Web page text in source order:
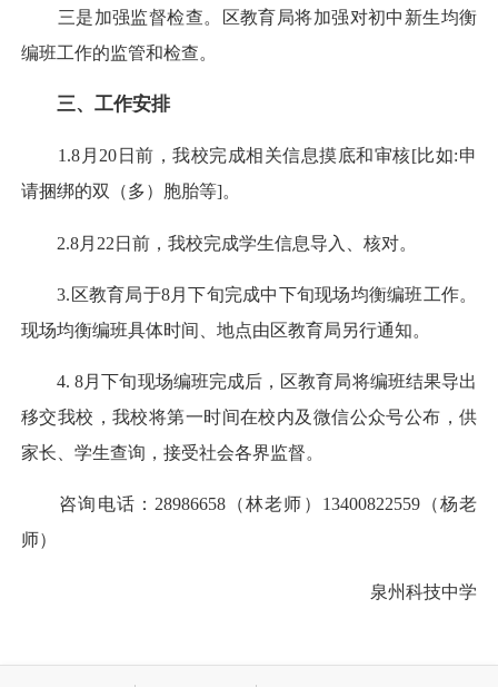
三是加强监督检查。区教育局将加强对初中新生均衡
编班工作的监管和检查。
三、工作安排
1.8月20日前，我校完成相关信息摸底和审核[比如:申
请捆绑的双（多）胞胎等]。
2.8月22日前，我校完成学生信息导入、核对。
3.区教育局于8月下旬完成中下旬现场均衡编班工作。
现场均衡编班具体时间、地点由区教育局另行通知。
4. 8月下旬现场编班完成后，区教育局将编班结果导出
移交我校，我校将第一时间在校内及微信公众号公布，供
家长、学生查询，接受社会各界监督。
咨询电话：28986658（林老师）13400822559（杨老
师）
泉州科技中学